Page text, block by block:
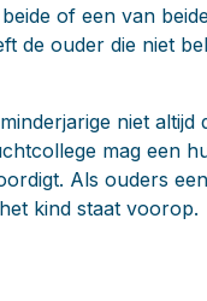
of een van
de ouder die niet
niet altijd
mag een
Als ouders
kind staat voorop.